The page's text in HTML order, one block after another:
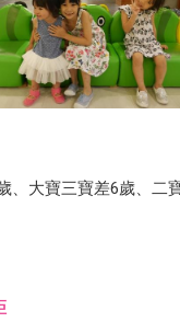
大寶三寶差6歲、二